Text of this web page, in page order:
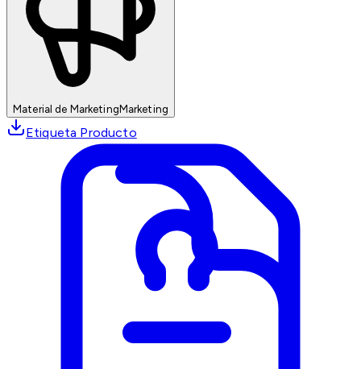
Material de MarketingMarketing
Etiqueta Producto